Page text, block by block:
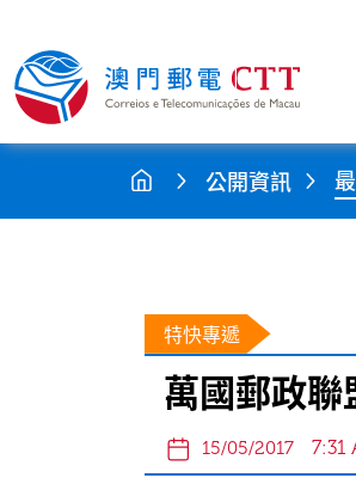
公開資訊
特快專遞
萬國郵政
15/05/2017 7:31